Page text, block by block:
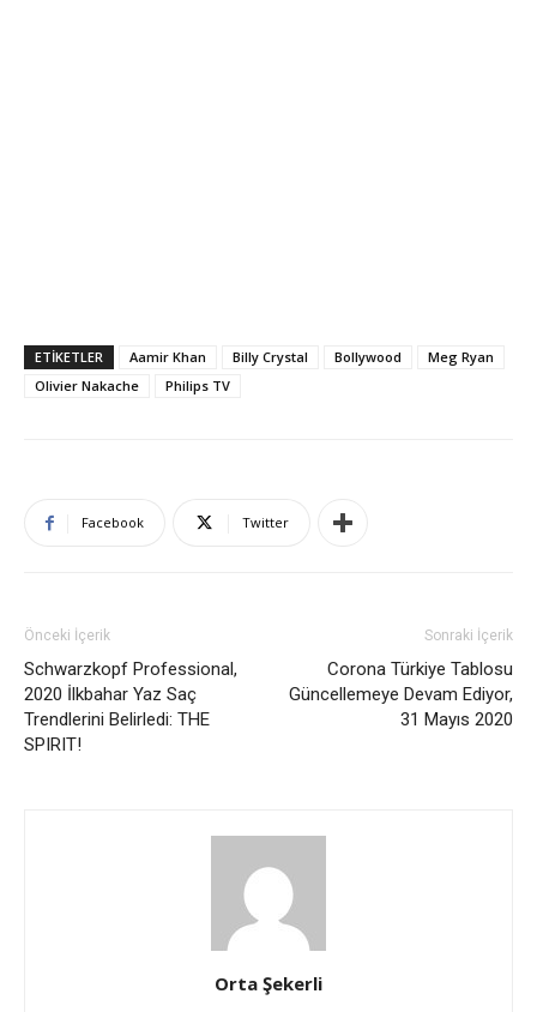
ETIKETLER Aamir Khan Billy Crystal Bollywood
Meg Ryan
Olivier Nakache
Philips TV
Facebook Twitter
Önceki İçerik
Schwarzkopf Professional,
2020 İlkbahar Yaz Saç
Trendlerini Belirledi: THE
SPIRIT!
Sonraki İçerik
Corona Türkiye Tablosu
Güncellemeye Devam Ediyor,
31 Mayıs 2020
Orta Şekerli